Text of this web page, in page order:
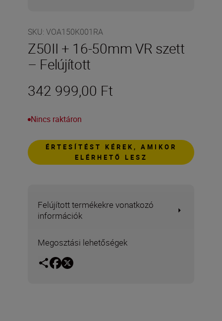
SKU: VOA150K001RA
Z50II + 16-50mm VR szett
– Felújított
342 999,00 Ft
Nincs raktáron
ÉRTESÍTÉST KÉREK, AMIKOR
ELÉRHETŐ LESZ
Felújított termékekre vonatkozó
információk
Megosztási lehetőségek